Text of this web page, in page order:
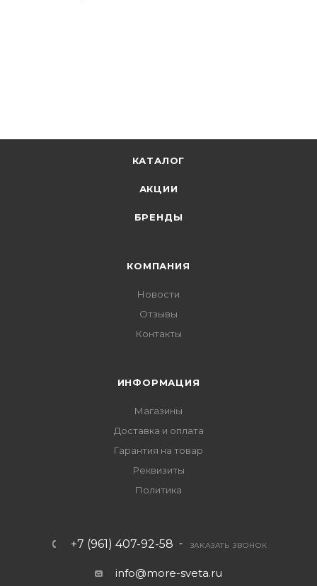
КАТАЛОГ
АКЦИИ
БРЕНДЫ
КОМПАНИЯ
Новости
Отзывы
Контакты
ИНФОРМАЦИЯ
Магазины
Доставка и оплата
Гарантия на товар
Реквизиты
Политика
+7 (961) 407-92-58 ЗАКАЗАТЬ ЗВОНОК
info@more-sveta.ru